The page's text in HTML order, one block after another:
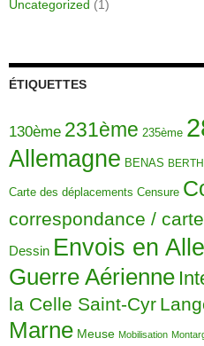
Uncategorized (1)
ÉTIQUETTES
130ème 231ème 235ème
Allemagne BENAS
Carte des déplacements Censure
correspondance /
Dessin Envois en
Guerre Aérienne
la Celle Saint-Cyr
Marne Meuse Mobilisation